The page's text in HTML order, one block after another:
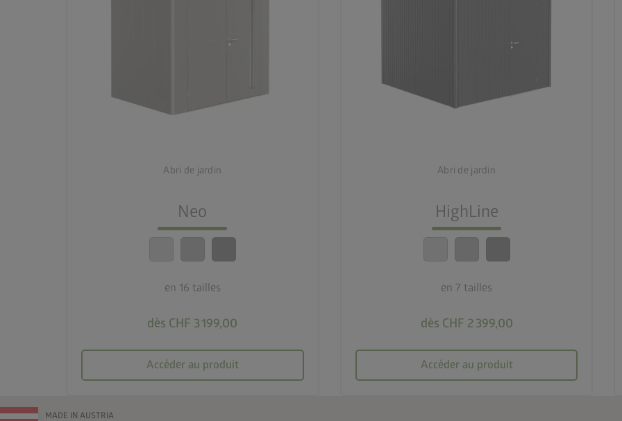
Abri de jardin
Neo
en 16 tailles
dès CHF 3 199,00
Accéder au produit
3 couleurs
16 tailles
Le meilleur niveau de sécurité
20 ans de garantie
Abri de jardin
HighLine
en 7 tailles
dès CHF 2 399,00
Accéder au produit
palette
7 tailles
Le meilleur niveau de sécurité
20 ans de garantie
MADE IN AUSTRIA